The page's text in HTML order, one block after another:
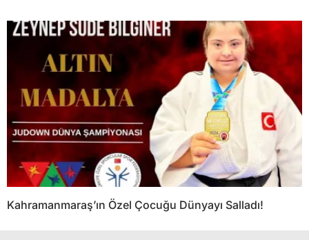
Kahramanmaraş’ın Özel Çocuğu Dünyayı Salladı!